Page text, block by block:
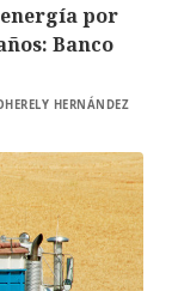
por
Banco
HERNÁNDEZ